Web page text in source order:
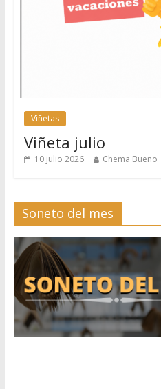
Viñetas
Viñeta julio
10 julio 2026 Chema Bueno
Soneto del mes